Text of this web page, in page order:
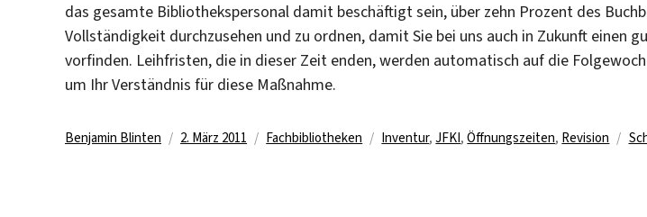
das gesamte Bibliothekspersonal damit beschäftigt sein, über zehn Prozent des
Vollständigkeit durchzusehen und zu ordnen, damit Sie bei uns auch in Zukunft einen
vorfinden. Leihfristen, die in dieser Zeit enden, werden automatisch auf die
um Ihr Verständnis für diese Maßnahme.
Autor
Benjamin Blinten
Veröffentlicht
2. März 2011 Kategorien
Fachbibliotheken Schlagwörter
Inventur,JFKI,Öffnungszeiten, Revision